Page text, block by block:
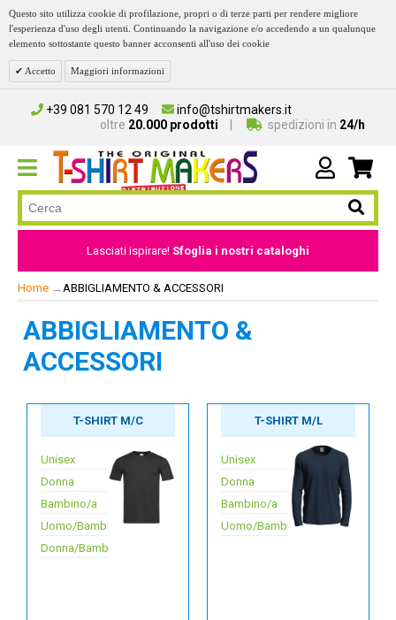
Questo sito utilizza cookie di profilazione, propri o di terze parti per rendere migliore
l'esperienza d'uso degli utenti. Continuando la navigazione e/o accedendo a un qualunque
elemento sottostante questo banner acconsenti all'uso dei cookie
Accetto Maggiori informazioni
+39 081 570 12 49
info@tshirtmakers.it
oltre 20.000 prodotti spedizioni in 24/h
Lasciati ispirare! Sfoglia i nostri cataloghi
Home → ABBIGLIAMENTO & ACCESSORI
ABBIGLIAMENTO &
ACCESSORI
T-SHIRT M/C
Unisex
Donna
Bambino/a
Uomo/Bambino
Donna/Bambina
T-SHIRT M/L
Unisex
Donna
Bambino/a
Uomo/Bambino